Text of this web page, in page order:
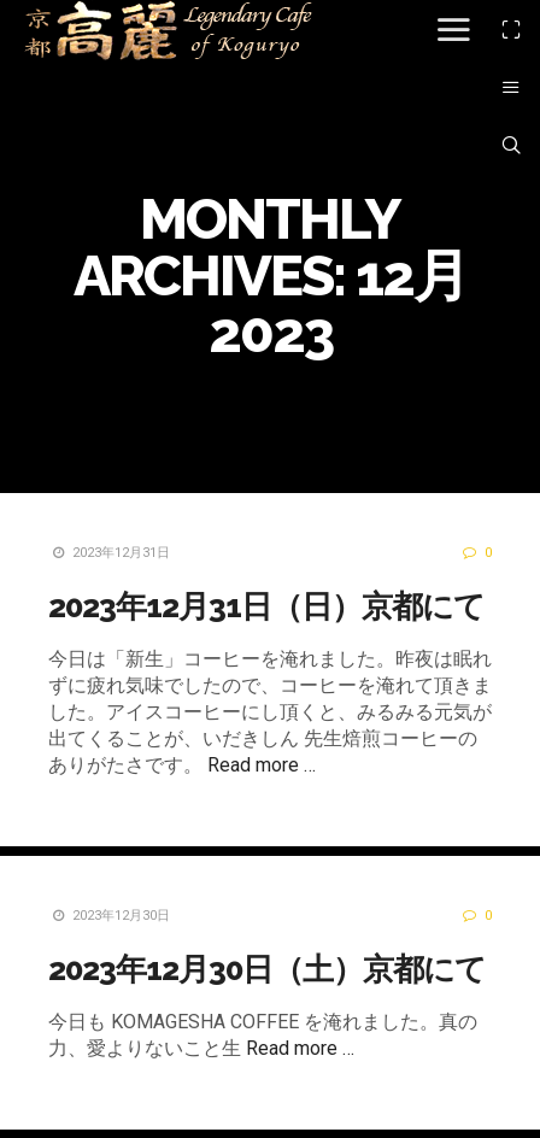
MONTHLY
ARCHIVES: 12月
2023
2023年12月31日 0
2023年12月31日（日）京都にて
今日は「新生」コーヒーを淹れました。昨夜は眠れ
ずに疲れ気味でしたので、コーヒーを淹れて頂きま
した。アイスコーヒーにし頂くと、みるみる元気が
出てくることが、いだきしん 先生焙煎コーヒーの
ありがたさです。
Read more …
2023年12月30日 0
2023年12月30日（土）京都にて
今日も KOMAGESHA COFFEE を淹れました。真の
力、愛よりないこと生 Read more …